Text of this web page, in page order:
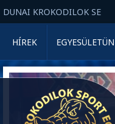
DUNAI KROKODILOK SE
HÍREK